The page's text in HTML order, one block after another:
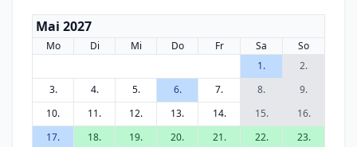
Mai 2027
Mo Di Mi Do Fr Sa
So
1.
2.
3.
4. 5. 6. 7. 8.
9.
10.
11. 12. 13. 14. 15.
16.
17.
18. 19. 20. 21. 22.
23.